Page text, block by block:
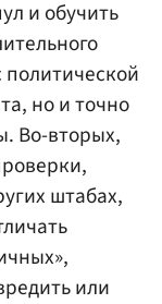
и обучить
но и точно
Во-вторых,
штабах,
или